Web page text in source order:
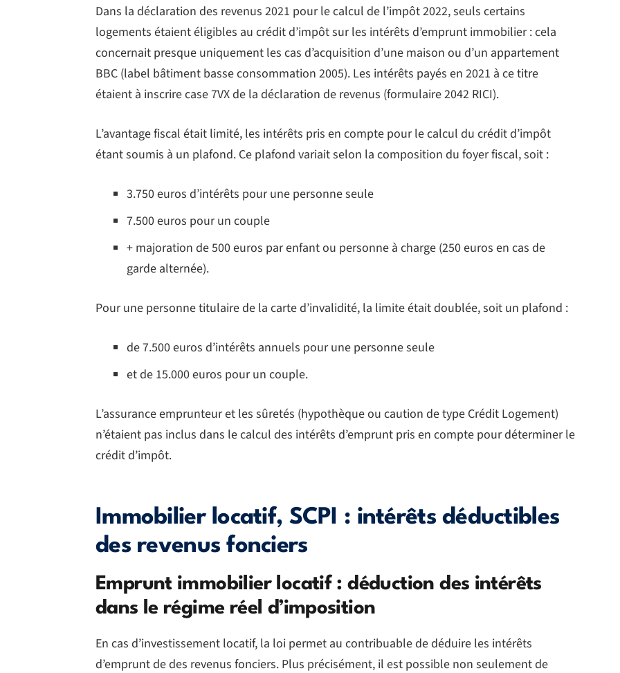
Dans la déclaration des revenus 2021 pour le calcul de l’impôt 2022, seuls certains
logements étaient éligibles au crédit d’impôt sur les intérêts d’emprunt immobilier : cela
concernait presque uniquement les cas d’acquisition d’une maison ou d’un appartement
BBC (label bâtiment basse consommation 2005). Les intérêts payés en 2021 à ce titre
étaient à inscrire case 7VX de la déclaration de revenus (formulaire 2042 RICI).
L’avantage fiscal était limité, les intérêts pris en compte pour le calcul du crédit d’impôt
étant soumis à un plafond. Ce plafond variait selon la composition du foyer fiscal, soit :
3.750 euros d’intérêts pour une personne seule
7.500 euros pour un couple
+ majoration de 500 euros par enfant ou personne à charge (250 euros en cas de
garde alternée).
Pour une personne titulaire de la carte d’invalidité, la limite était doublée, soit un plafond :
de 7.500 euros d’intérêts annuels pour une personne seule
et de 15.000 euros pour un couple.
L’assurance emprunteur et les sûretés (hypothèque ou caution de type Crédit Logement)
n’étaient pas inclus dans le calcul des intérêts d’emprunt pris en compte pour déterminer le
crédit d’impôt.
Immobilier locatif, SCPI : intérêts déductibles
des revenus fonciers
Emprunt immobilier locatif : déduction des intérêts
dans le régime réel d’imposition
En cas d’investissement locatif, la loi permet au contribuable de déduire les intérêts
d’emprunt de des revenus fonciers. Plus précisément, il est possible non seulement de